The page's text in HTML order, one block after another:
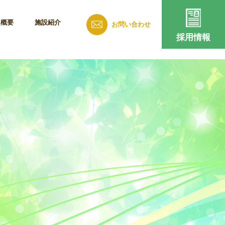
要 施設紹介 お問い合わせ
採用情報